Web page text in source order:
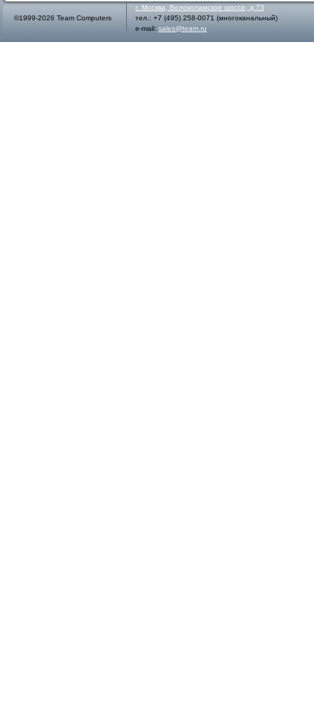
©1999-2026 Team Computers
г. Москва
Волоколамское шоссе, д.73
тел.: +7 (495) 258-0071 (многоканальный)
e-mail: sales@team.ru